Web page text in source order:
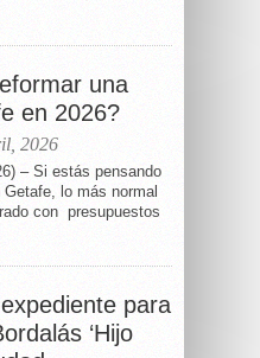
una
en 2026?
2026
– Si estás pensando
lo más normal
con presupuestos
para
‘Hijo